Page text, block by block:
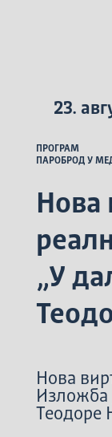
23.
ПРОГРАМ
ПАРОБРОД У
Нова
„У
Нова